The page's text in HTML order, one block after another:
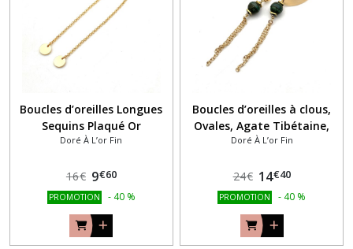
Boucles d’oreilles Longues
Sequins Plaqué Or
Doré À L’or Fin
16€ 9€60
PROMOTION - 40 %
Boucles d’oreilles à clous,
Ovales, Agate Tibétaine,
Plaqué Or
Doré À L’or Fin
24€ 14€40
PROMOTION - 40 %